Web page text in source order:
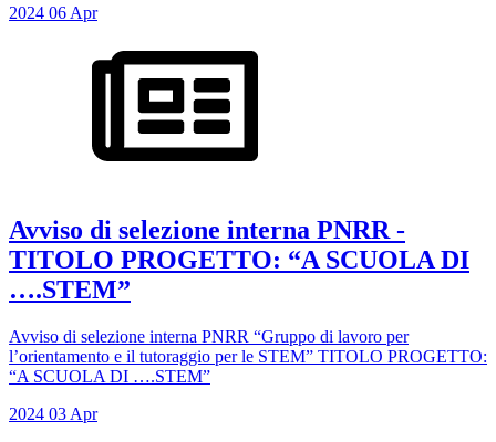
2024 06 Apr
Avviso di selezione interna PNRR -
TITOLO PROGETTO: “A SCUOLA DI
….STEM”
Avviso di selezione interna PNRR “Gruppo di lavoro per
l’orientamento e il tutoraggio per le STEM” TITOLO PROGETTO:
“A SCUOLA DI ….STEM”
2024 03 Apr